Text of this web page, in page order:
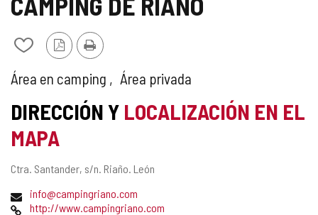
LeónAñadir/quitar
cuadernos
Versión
PDF
Imprimir
TIPO
DE
ÁREA
DE
SERVICIO
Área en camping Área privada
DIRECCIÓN Y LOCALIZACIÓN EN EL
MAPA
Dirección
Ctra. Santander, s/n. Riaño. León
Dirección
de
info@campingriano.com
Páginahttp://www.campingriano.com